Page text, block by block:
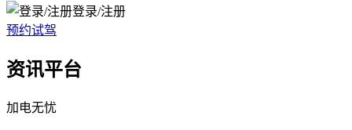
登录/注册
预约试驾
资讯平台
加电无忧